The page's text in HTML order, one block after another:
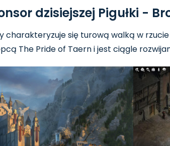
dzisiejszej Pigułki -
charakteryzuje się turową walką w
The Pride of Taern i jest ciągle